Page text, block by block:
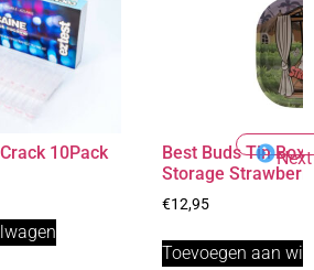
10Pack
Best Buds Tin Box
Storage
€12,95
Toevoegen aan
Next